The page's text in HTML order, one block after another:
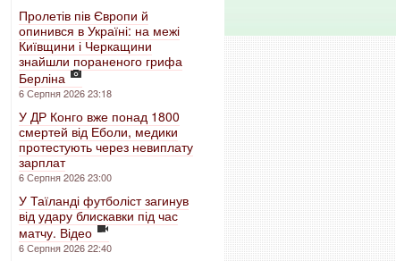
Пролетів пів Європи й
опинився в Україні: на межі
Київщини і Черкащини
знайшли пораненого грифа
Берліна
6 Серпня 2026 23:18
У ДР Конго вже понад 1800
смертей від Еболи, медики
протестують через невиплату
зарплат
6 Серпня 2026 23:00
У Таїланді футболіст загинув
від удару блискавки під час
матчу. Відео
6 Серпня 2026 22:40